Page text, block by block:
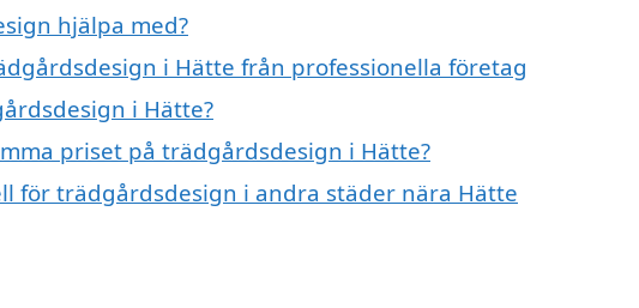
hjälpa med?
i Hätte från professionella företag
i Hätte?
priset på trädgårdsdesign i Hätte?
för trädgårdsdesign i andra städer nära Hätte